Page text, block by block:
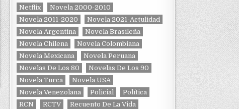
Netflix
Novela 2000-2010
Novela 2011-2020
Novela 2021-Actulidad
Novela Argentina
Novela Brasileña
Novela Chilena
Novela Colombiana
Novela Mexicana
Novela Peruana
Novelas De Los 80
Novelas De Los 90
Novela Turca
Novela USA
Novela Venezolana
Policial
Política
RCN
RCTV
Recuento De La Vida